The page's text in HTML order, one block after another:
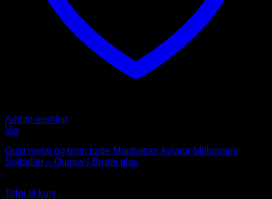
Add to wishlist
Vis
Guld metal og brun turtle Manhattan Aviator-Millionaire
Solbriller – Quincy | Brune glas
Tilføj til kurv